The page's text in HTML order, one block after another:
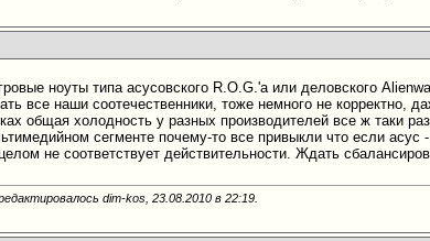
ноуты типа асусовского R.O.G.'а или деловского
все наши соотечественники, тоже немного не корректно,
общая холодность у разных производителей все ж таки
сегменте почему-то все привыкли что если
не соответствует действительности. Ждать
dim-kos, 23.08.2010 в22:19